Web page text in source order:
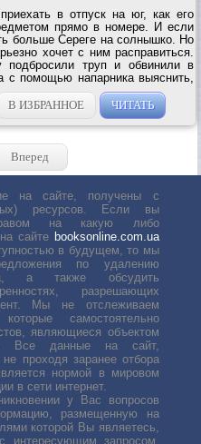
в отпуск на юг, как его
прямо в номере. И если
больше Сереге на солнышко. Но
хочет с ним расправиться.
труп и обвинили в
с помощью напарника выяснить,
- местный прокурор. И все
В ИЗБРАННОЕ ЧИТАТЬ
Вперед
на сайте, получены с
ресурсов. Если вы
на какую либо
сайте booksonline.com.ua
в будущем, то мы
по удалению
а также обсудить
разрешающих
Мы не отслеживаем
самостоятельно
являющиеся объектом
Все данные на сайт,
проходя заранее отбора
нормой в мировом
в сети интернет.
у Вас вопросов
размещенную на
которой Вы являетесь,
запросом.